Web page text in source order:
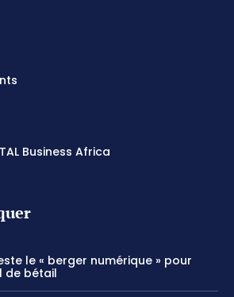
Business Africa
le « berger numérique » pour
de bétail